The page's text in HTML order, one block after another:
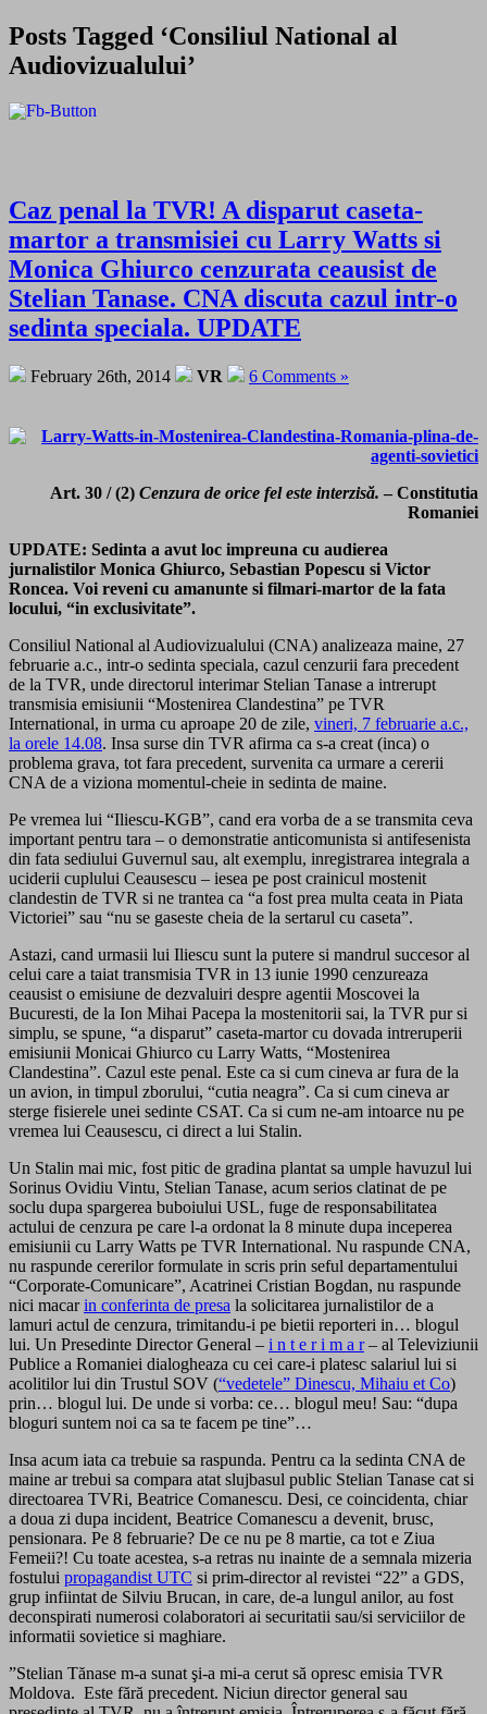
Posts Tagged ‘Consiliul National al
Audiovizualului’
Caz penal la TVR! A disparut caseta-
martor a transmisiei cu Larry Watts si
Monica Ghiurco cenzurata ceausist de
Stelian Tanase. CNA discuta cazul intr-o
sedinta speciala. UPDATE
February 26th, 2014 VR 6 Comments »
Art. 30 / (2) Cenzura de orice fel este interzisă. – Constitutia
Romaniei
UPDATE: Sedinta a avut loc impreuna cu audierea
jurnalistilor Monica Ghiurco, Sebastian Popescu si Victor
Roncea. Voi reveni cu amanunte si filmari-martor de la fata
locului, “in exclusivitate”.
Consiliul National al Audiovizualului (CNA) analizeaza maine, 27
februarie a.c., intr-o sedinta speciala, cazul cenzurii fara precedent
de la TVR, unde directorul interimar Stelian Tanase a intrerupt
transmisia emisiunii “Mostenirea Clandestina” pe TVR
International, in urma cu aproape 20 de zile, vineri, 7 februarie a.c.,
la orele 14.08. Insa surse din TVR afirma ca s-a creat (inca) o
problema grava, tot fara precedent, survenita ca urmare a cererii
CNA de a viziona momentul-cheie in sedinta de maine.
Pe vremea lui “Iliescu-KGB”, cand era vorba de a se transmita ceva
important pentru tara – o demonstratie anticomunista si antifesenista
din fata sediului Guvernul sau, alt exemplu, inregistrarea integrala a
uciderii cuplului Ceausescu – iesea pe post crainicul mostenit
clandestin de TVR si ne trantea ca “a fost prea multa ceata in Piata
Victoriei” sau “nu se gaseste cheia de la sertarul cu caseta”.
Astazi, cand urmasii lui Iliescu sunt la putere si mandrul succesor al
celui care a taiat transmisia TVR in 13 iunie 1990 cenzureaza
ceausist o emisiune de dezvaluiri despre agentii Moscovei la
Bucuresti, de la Ion Mihai Pacepa la mostenitorii sai, la TVR pur si
simplu, se spune, “a disparut” caseta-martor cu dovada intreruperii
emisiunii Monicai Ghiurco cu Larry Watts, “Mostenirea
Clandestina”. Cazul este penal. Este ca si cum cineva ar fura de la
un avion, in timpul zborului, “cutia neagra”. Ca si cum cineva ar
sterge fisierele unei sedinte CSAT. Ca si cum ne-am intoarce nu pe
vremea lui Ceausescu, ci direct a lui Stalin.
Un Stalin mai mic, fost pitic de gradina plantat sa umple havuzul lui
Sorinus Ovidiu Vintu, Stelian Tanase, acum serios clatinat de pe
soclu dupa spargerea buboiului USL, fuge de responsabilitatea
actului de cenzura pe care l-a ordonat la 8 minute dupa inceperea
emisiunii cu Larry Watts pe TVR International. Nu raspunde CNA,
nu raspunde cererilor formulate in scris prin seful departamentului
“Corporate-Comunicare”, Acatrinei Cristian Bogdan, nu raspunde
nici macarin conferinta de presa la solicitarea jurnalistilor de a
lamuri actul de cenzura, trimitandu-i pe bietii reporteri in… blogul
lui. Un Presedinte Director General – i n t e r i m a r– al Televiziunii
Publice a Romaniei dialogheaza cu cei care-i platesc salariul lui si
acolitilor lui din Trustul SOV (“vedetele” Dinescu, Mihaiu et Co)
prin… blogul lui. De unde si vorba: ce… blogul meu! Sau: “dupa
bloguri suntem noi ca sa te facem pe tine”…
Insa acum iata ca trebuie sa raspunda. Pentru ca la sedinta CNA de
maine ar trebui sa compara atat slujbasul public Stelian Tanase cat si
directoarea TVRi, Beatrice Comanescu. Desi, ce coincidenta, chiar
a doua zi dupa incident, Beatrice Comanescu a devenit, brusc,
pensionara. Pe 8 februarie? De ce nu pe 8 martie, ca tot e Ziua
Femeii?! Cu toate acestea, s-a retras nu inainte de a semnala mizeria
fostului propagandist UTC si prim-director al revistei “22” a GDS,
grup infiintat de Silviu Brucan, in care, de-a lungul anilor, au fost
deconspirati numerosi colaboratori ai securitatii sau/si serviciilor de
informatii sovietice si maghiare.
”Stelian Tănase m-a sunat şi-a mi-a cerut să opresc emisia TVR
Moldova. Este fără precedent. Niciun director general sau